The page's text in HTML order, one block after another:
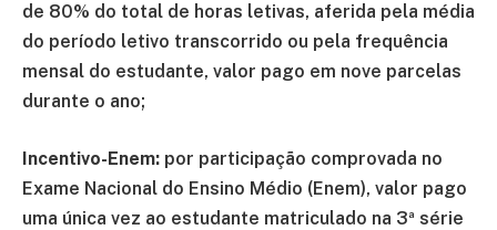
de 80% do total de horas letivas, aferida pela média
do período letivo transcorrido ou pela frequência
mensal do estudante, valor pago em nove parcelas
durante o ano;
Incentivo-Enem: por participação comprovada no
Exame Nacional do Ensino Médio (Enem), valor pago
uma única vez ao estudante matriculado na 3ª série